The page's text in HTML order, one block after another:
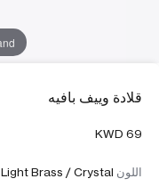
قلادة وييف بافيه
اللون Light Brass / Crystal